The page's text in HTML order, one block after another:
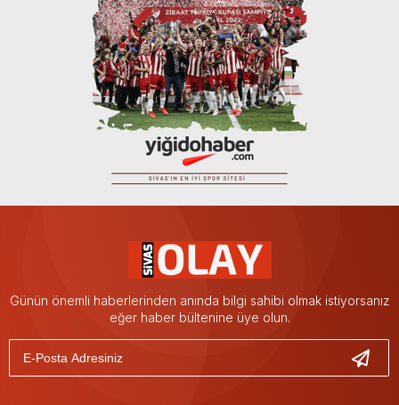
Günün önemli haberlerinden anında bilgi sahibi olmak istiyorsanız
eğer haber bültenine üye olun.